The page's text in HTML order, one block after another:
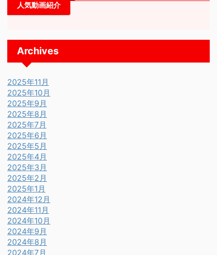
人気動画紹介
Archives
2025年11月
2025年10月
2025年9月
2025年8月
2025年7月
2025年6月
2025年5月
2025年4月
2025年3月
2025年2月
2025年1月
2024年12月
2024年11月
2024年10月
2024年9月
2024年8月
2024年7月